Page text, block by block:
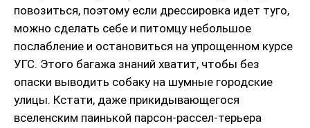
повозиться, поэтому если дрессировка идет туго,
можно сделать себе и питомцу небольшое
послабление и остановиться на упрощенном курсе
УГС. Этого багажа знаний хватит, чтобы без
опаски выводить собаку на шумные городские
улицы. Кстати, даже прикидывающегося
вселенским паинькой парсон-рассел-терьера